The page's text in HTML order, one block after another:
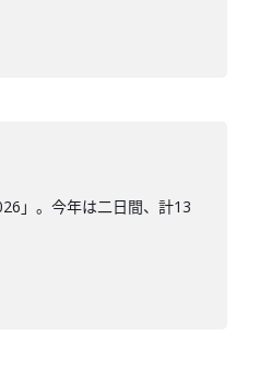
」。今年は二日間、計13